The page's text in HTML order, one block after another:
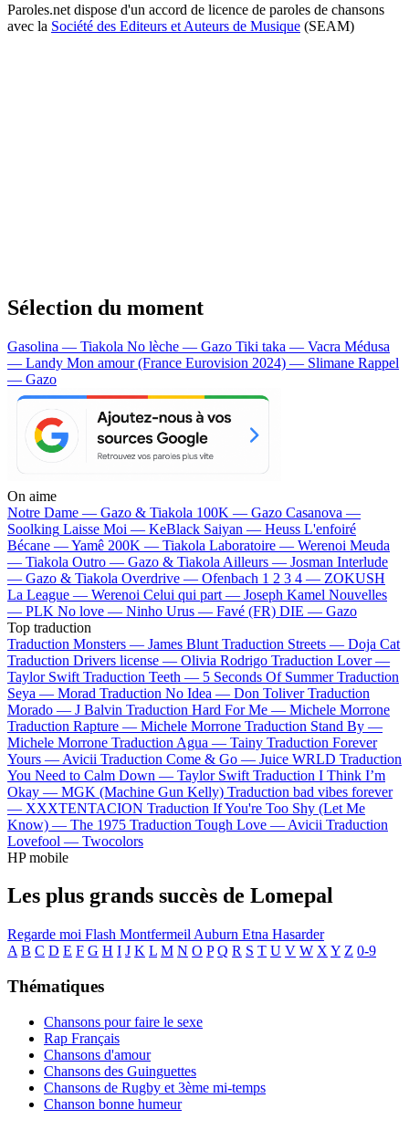
Paroles.net dispose d'un accord de licence de paroles de chansons
avec la Société des Editeurs et Auteurs de Musique (SEAM)
Sélection du moment
Gasolina — Tiakola No lèche — Gazo Tiki taka — Vacra Médusa
— Landy Mon amour (France Eurovision 2024) — Slimane Rappel
— Gazo
On aime
Notre Dame — Gazo & Tiakola 100K — Gazo Casanova —
Soolking Laisse Moi — KeBlack Saiyan — Heuss L'enfoiré
Bécane —Yamê 200K — Tiakola Laboratoire — Werenoi Meuda
— Tiakola Outro — Gazo & Tiakola Ailleurs — Josman Interlude
— Gazo & Tiakola Overdrive — Ofenbach 1 2 3 4 — ZOKUSH
La League — Werenoi Celui qui part — Joseph Kamel Nouvelles
— PLK No love — Ninho Urus — Favé (FR) DIE — Gazo
Top traduction
Traduction Monsters — James Blunt Traduction Streets — Doja Cat
Traduction Drivers license — Olivia Rodrigo Traduction Lover —
Taylor Swift Traduction Teeth — 5 Seconds Of Summer Traduction
Seya — Morad Traduction No Idea — Don Toliver Traduction
Morado — J Balvin Traduction Hard For Me — Michele Morrone
Traduction Rapture — Michele Morrone Traduction Stand By —
Michele Morrone Traduction Agua — Tainy Traduction Forever
Yours — Avicii Traduction Come & Go — Juice WRLD Traduction
You Need to Calm Down — Taylor Swift Traduction I Think I’m
Okay — MGK (Machine Gun Kelly) Traduction bad vibes forever
— XXXTENTACION Traduction If You're Too Shy (Let Me
Know) — The 1975 Traduction Tough Love — Avicii Traduction
Lovefool — Twocolors
HP mobile
Les plus grands succès de Lomepal
Regarde moi Flash Montfermeil Auburn Etna Hasarder
A B C D E F G H I J K L M N O P Q R S T U V W X Y Z 0-9
Thématiques
Chansons pour faire le sexe
Rap Français
Chansons d'amour
Chansons des Guinguettes
Chansons de Rugby et 3ème mi-temps
Chanson bonne humeur